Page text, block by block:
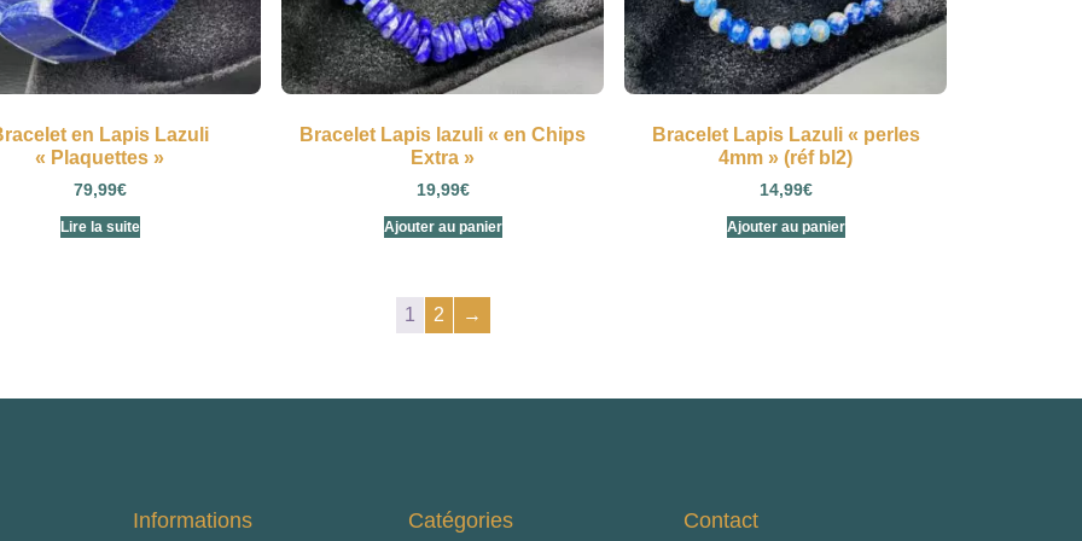
en Lapis Lazuli
« Plaquettes »
79,99€
Lire la suite
Bracelet Lapis lazuli « en Chips
Extra »
19,99€
Ajouter au panier
Bracelet Lapis Lazuli « perles
4mm » (réf bl2)
14,99€
Ajouter au panier
1 2 →
Informations Catégories Contact